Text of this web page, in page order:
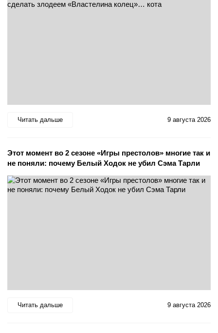
Читать дальше 9 августа 2026
Этот момент во 2 сезоне «Игры престолов» многие так и
не поняли: почему Белый Ходок не убил Сэма Тарли
Читать дальше 9 августа 2026